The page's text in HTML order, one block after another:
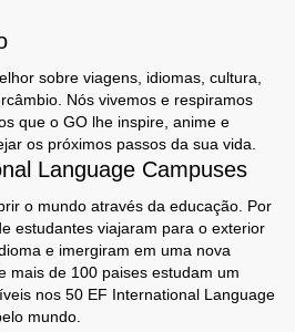
sobre viagens, idiomas, cultura,
Nós vivemos e respiramos
que o GO lhe inspire, anime e
os próximos passos da sua vida.
Language Campuses
o mundo através da educação. Por
estudantes viajaram para o exterior
e imergiram em uma nova
mais de 100 paises estudam um
nos 50 EF International Language
mundo.